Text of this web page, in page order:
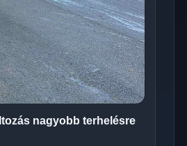
nagyobb terhelésre